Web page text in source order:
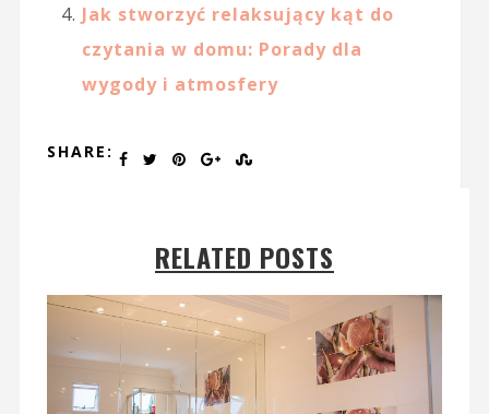
Jak stworzyć relaksujący kąt do
czytania w domu: Porady dla
wygody i atmosfery
SHARE:
RELATED POSTS